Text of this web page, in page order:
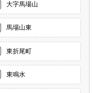
大字馬場山
馬場山東
東折尾町
東鳴水